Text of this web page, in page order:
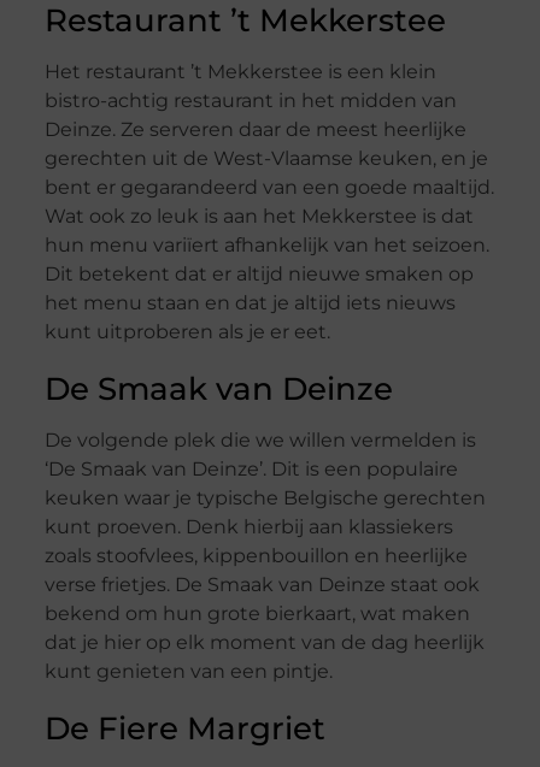
Restaurant ’t Mekkerstee
Het restaurant ’t Mekkerstee is een klein
bistro-achtig restaurant in het midden van
Deinze. Ze serveren daar de meest heerlijke
gerechten uit de West-Vlaamse keuken, en je
bent er gegarandeerd van een goede maaltijd.
Wat ook zo leuk is aan het Mekkerstee is dat
hun menu variïert afhankelijk van het seizoen.
Dit betekent dat er altijd nieuwe smaken op
het menu staan en dat je altijd iets nieuws
kunt uitproberen als je er eet.
De Smaak van Deinze
De volgende plek die we willen vermelden is
‘De Smaak van Deinze’. Dit is een populaire
keuken waar je typische Belgische gerechten
kunt proeven. Denk hierbij aan klassiekers
zoals stoofvlees, kippenbouillon en heerlijke
verse frietjes. De Smaak van Deinze staat ook
bekend om hun grote bierkaart, wat maken
dat je hier op elk moment van de dag heerlijk
kunt genieten van een pintje.
De Fiere Margriet